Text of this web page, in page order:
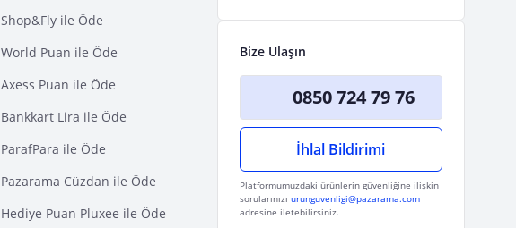
Shop&Fly ile Öde
World Puan ile Öde
Axess Puan ile Öde
Bankkart Lira ile Öde
ParafPara ile Öde
Pazarama Cüzdan ile Öde
Hediye Puan Pluxee ile Öde
Bize Ulaşın
0850 724 79 76
İhlal Bildirimi
Platformumuzdaki ürünlerin güvenliğine ilişkin
sorularınızı urunguvenligi@pazarama.com
adresine iletebilirsiniz.